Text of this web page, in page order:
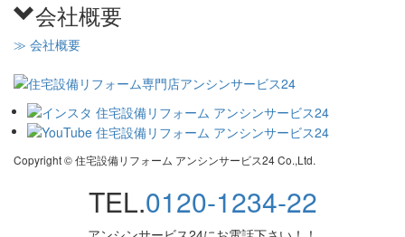
会社概要
≫ 会社概要
Copyright © 住宅設備リフォーム アンシンサービス24 Co.,Ltd.
TEL.0120-1234-22